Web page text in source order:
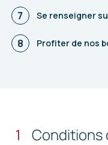
7 Se renseigner
8 Profiter de nos
1 Conditions